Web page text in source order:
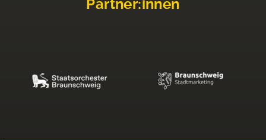
Partner:innen